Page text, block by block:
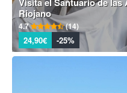
Riojano
4.7 (14)
24,90€ -25%